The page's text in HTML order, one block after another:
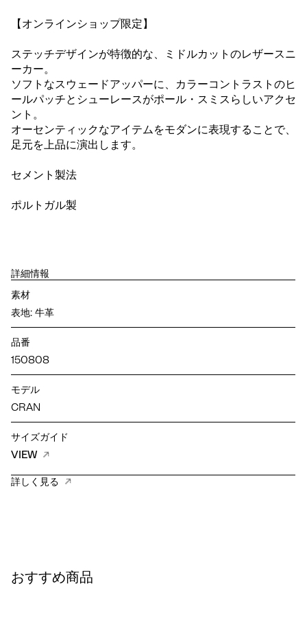
【オンラインショップ限定】
ステッチデザインが特徴的な、ミドルカットのレザースニ
ーカー。
ソフトなスウェードアッパーに、カラーコントラストのヒ
ールパッチとシューレースがポール・スミスらしいアクセ
ント。
オーセンティックなアイテムをモダンに表現することで、
足元を上品に演出します。
セメント製法
ポルトガル製
詳細情報
素材
表地: 牛革
品番
150808
モデル
CRAN
サイズガイド
VIEW
詳しく見る
おすすめ商品